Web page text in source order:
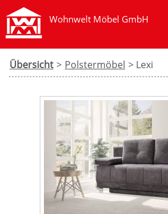
Wohnwelt Möbel GmbH
Übersicht > Polstermöbel > Lexi